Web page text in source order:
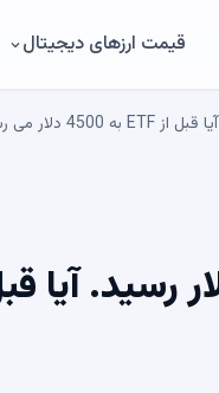
قیمت ارزهای دیجیتال